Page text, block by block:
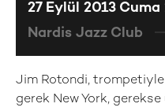
Jim Rotondi, trompetiyle
gerek New York,
27 Eylül 2013 Cuma
Nardis Jazz Club